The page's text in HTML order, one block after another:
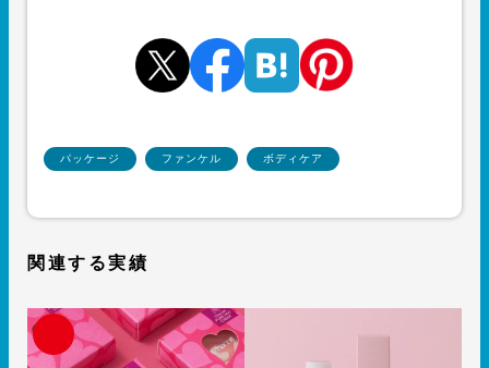
パッケージ ファンケル ボディケア
関連する実績